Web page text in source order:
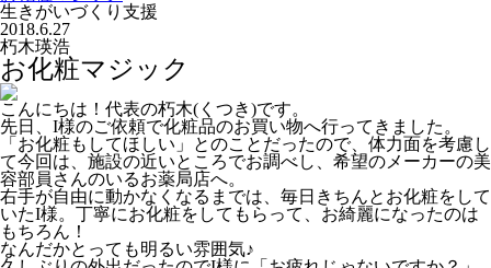
生きがいづくり支援
2018.6.27
朽木瑛浩
お化粧マジック
こんにちは！代表の朽木(くつき)です。
先日、I様のご依頼で化粧品のお買い物へ行ってきました。
「お化粧もしてほしい」とのことだったので、体力面を考慮し
て今回は、施設の近いところでお調べし、希望のメーカーの美
容部員さんのいるお薬局店へ。
右手が自由に動かなくなるまでは、毎日きちんとお化粧をして
いたI様。丁寧にお化粧をしてもらって、お綺麗になったのは
もちろん！
なんだかとっても明るい雰囲気♪